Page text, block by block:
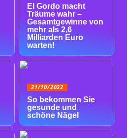
El Gordo macht
Träume wahr –
Gesamtgewinne von
mehr als 2,6
Milliarden Euro
warten!
21/10/2022
So bekommen Sie
gesunde und
schöne Nägel